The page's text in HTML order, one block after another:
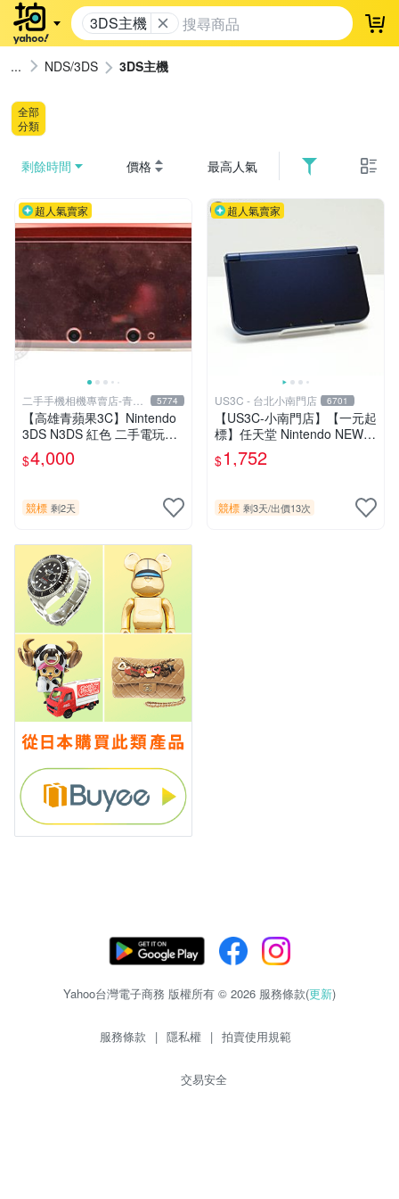
3DS主機 登
NDS/3DS 3DS主機
全部
分類
剩餘時間 價格 最高人氣
超人氣賣家
二手手機相機專賣店-青蘋
果3c
5774
【高雄青蘋果3C】Nintendo
3DS N3DS 紅色 二手電玩主
機#102241
$4,000
競標 剩2天
超人氣賣家
US3C - 台北小南門店 6701
【US3C-小南門店】【一元起
標】任天堂 Nintendo NEW 3
DS LL RED-001 藍 裸眼3D
顯示 C搖桿 二手掌上型電玩
$1,752
競標 剩3天/出價13次
Yahoo台灣電子商務 版權所有 © 2026 服務條款(更新)
服務條款 | 隱私權 | 拍賣使用規範
交易安全